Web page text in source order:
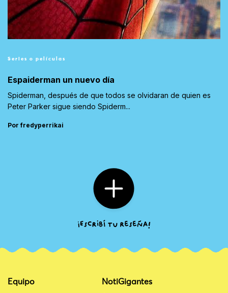
Series o películas
Espaiderman un nuevo día
Spiderman, después de que todos se olvidaran de quien es
Peter Parker sigue siendo Spiderm...
Por fredyperrikai
Equipo NotiGigantes